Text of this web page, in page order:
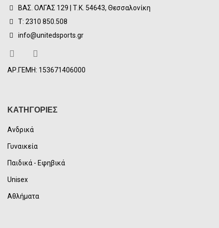
ΒΑΣ. ΟΛΓΑΣ 129 | Τ.Κ. 54643, Θεσσαλονίκη
Τ: 2310 850.508
info@unitedsports.gr
ΑΡ.ΓΕΜΗ: 153671406000
ΚΑΤΗΓΟΡΙΕΣ
Ανδρικά
Γυναικεία
Παιδικά - Εφηβικά
Unisex
Αθλήματα